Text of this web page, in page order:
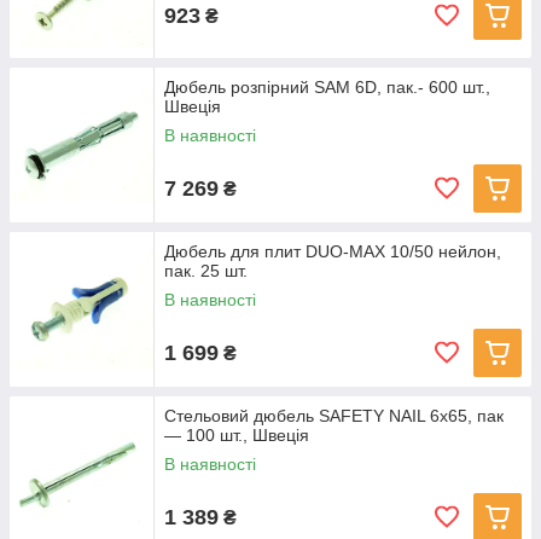
923 ₴
Дюбель розпірний SAM 6D, пак.- 600 шт.,
Швеція
В наявності
7 269 ₴
Дюбель для плит DUO-MAX 10/50 нейлон,
пак. 25 шт.
В наявності
1 699 ₴
Стельовий дюбель SAFETY NAIL 6x65, пак
— 100 шт., Швеція
В наявності
1 389 ₴